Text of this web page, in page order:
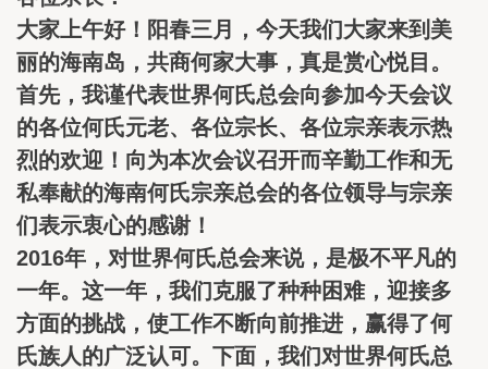
大家上午好！阳春三月，今天我们大家来到美
丽的海南岛，共商何家大事，真是赏心悦目。
首先，我谨代表世界何氏总会向参加今天会议
的各位何氏元老、各位宗长、各位宗亲表示热
烈的欢迎！向为本次会议召开而辛勤工作和无
私奉献的海南何氏宗亲总会的各位领导与宗亲
们表示衷心的感谢！
2016年，对世界何氏总会来说，是极不平凡的
一年。这一年，我们克服了种种困难，迎接多
方面的挑战，使工作不断向前推进，赢得了何
氏族人的广泛认可。下面，我们对世界何氏总